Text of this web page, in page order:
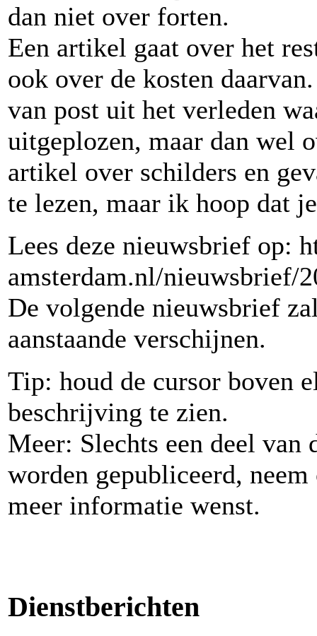
dan niet over forten.
Een artikel gaat over het
ook over de kosten
van post uit het verleden
uitgeplozen, maar dan wel
artikel over schilders en
te lezen, maar ik hoop dat
Lees deze nieuwsbrief op:
amsterdam.nl/nieuwsbrief/
De volgende nieuwsbrief
aanstaande verschijnen.
Tip: houd de cursor boven
beschrijving te zien.
Meer: Slechts een deel
worden gepubliceerd,
meer informatie wenst.
Dienstberichten